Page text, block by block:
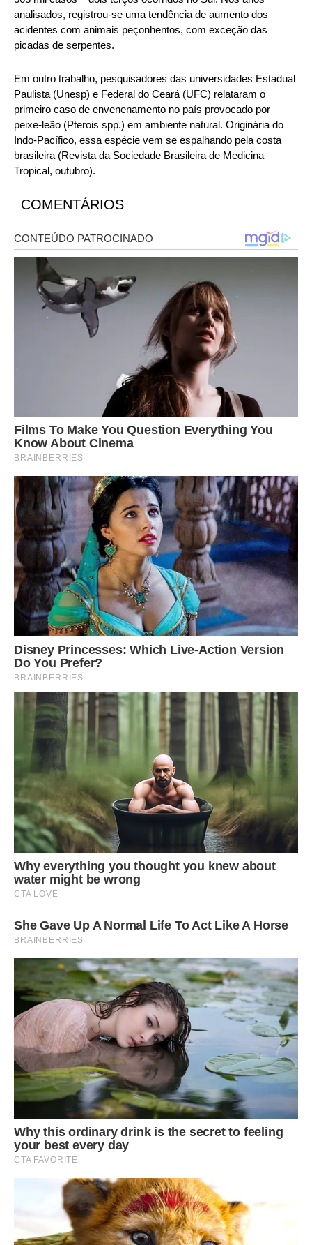
analisados, registrou-se uma tendência de aumento dos
acidentes com animais peçonhentos, com exceção das
picadas de serpentes.
Em outro trabalho, pesquisadores das universidades Estadual
Paulista (Unesp) e Federal do Ceará (UFC) relataram o
primeiro caso de envenenamento no país provocado por
peixe-leão (Pterois spp.) em ambiente natural. Originária do
Indo-Pacífico, essa espécie vem se espalhando pela costa
brasileira (Revista da Sociedade Brasileira de Medicina
Tropical, outubro).
COMENTÁRIOS